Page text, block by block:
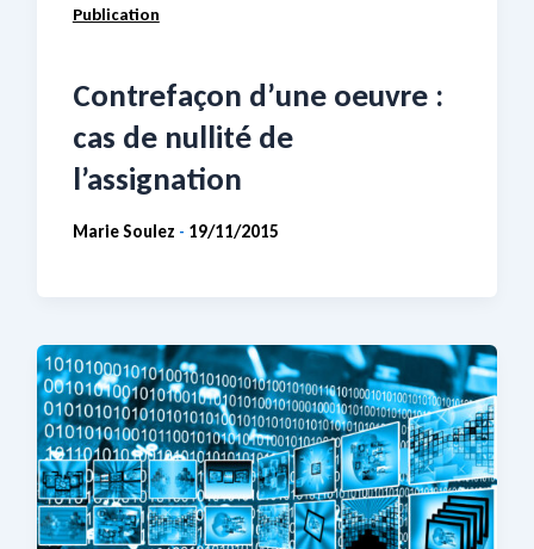
Publication
Contrefaçon d’une oeuvre :
cas de nullité de
l’assignation
Marie Soulez - 19/11/2015